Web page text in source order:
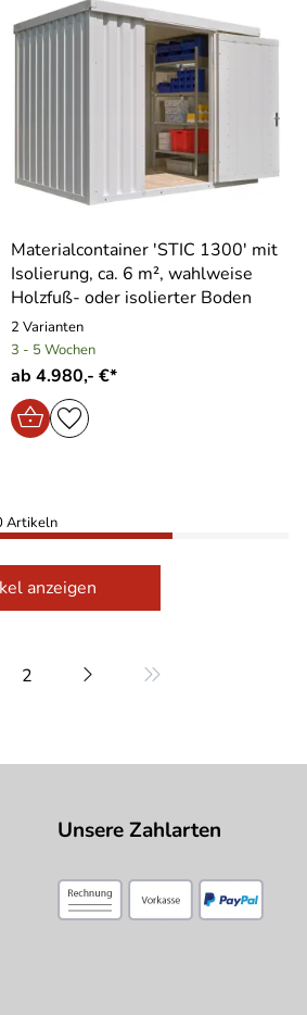
Materialcontainer ′STIC 1300′ mit
Isolierung, ca. 6 m², wahlweise
Holzfuß- oder isolierter Boden
2 Varianten
3 - 5 Wochen
ab 4.980,- €*
Artikeln
anzeigen
2
Unsere Zahlarten